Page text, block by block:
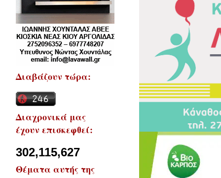
Διαβάζουν τώρα:
Διαχρονικά μας
έχουν επισκεφθεί:
302,115,627
Θέματα αυτής της